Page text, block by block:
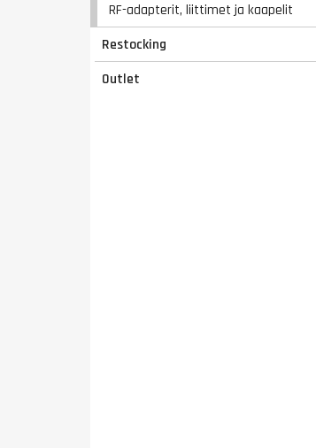
RF-adapterit, liittimet ja kaapelit
Restocking
Outlet